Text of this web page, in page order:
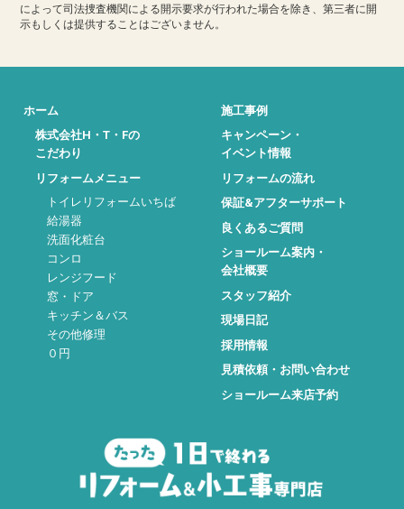
によって司法捜査機関による開示要求が行われた場合を除き、第三者に開
示もしくは提供することはございません。
ホーム
株式会社H・T・Fの
こだわり
リフォームメニュー
トイレリフォームいちば
給湯器
洗面化粧台
コンロ
レンジフード
窓・ドア
キッチン＆バス
その他修理
０円
施工事例
キャンペーン・
イベント情報
リフォームの流れ
保証&アフターサポート
良くあるご質問
ショールーム案内・
会社概要
スタッフ紹介
現場日記
採用情報
見積依頼・お問い合わせ
ショールーム来店予約